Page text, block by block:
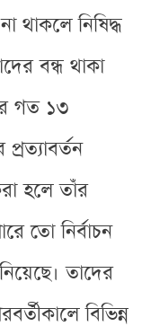
থাকলে নিষিদ্ধ
বন্ধ থাকা
গত ১৩
হলে তাঁর
তো নির্বাচন
তাদের
বিভিন্ন